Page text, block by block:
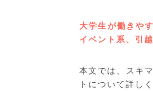
大学生が働きや
イベント系、引
本文では、スキ
トについて詳し